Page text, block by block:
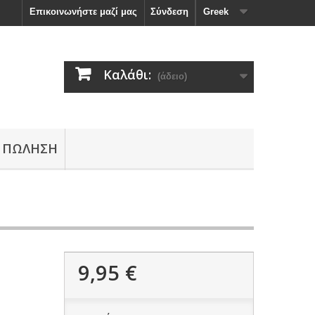
Greek
Σύνδεση
Επικοινωνήστε μαζί μας
Καλάθι: (άδειο)
ΠΏΛΗΣΗ
9,95 €